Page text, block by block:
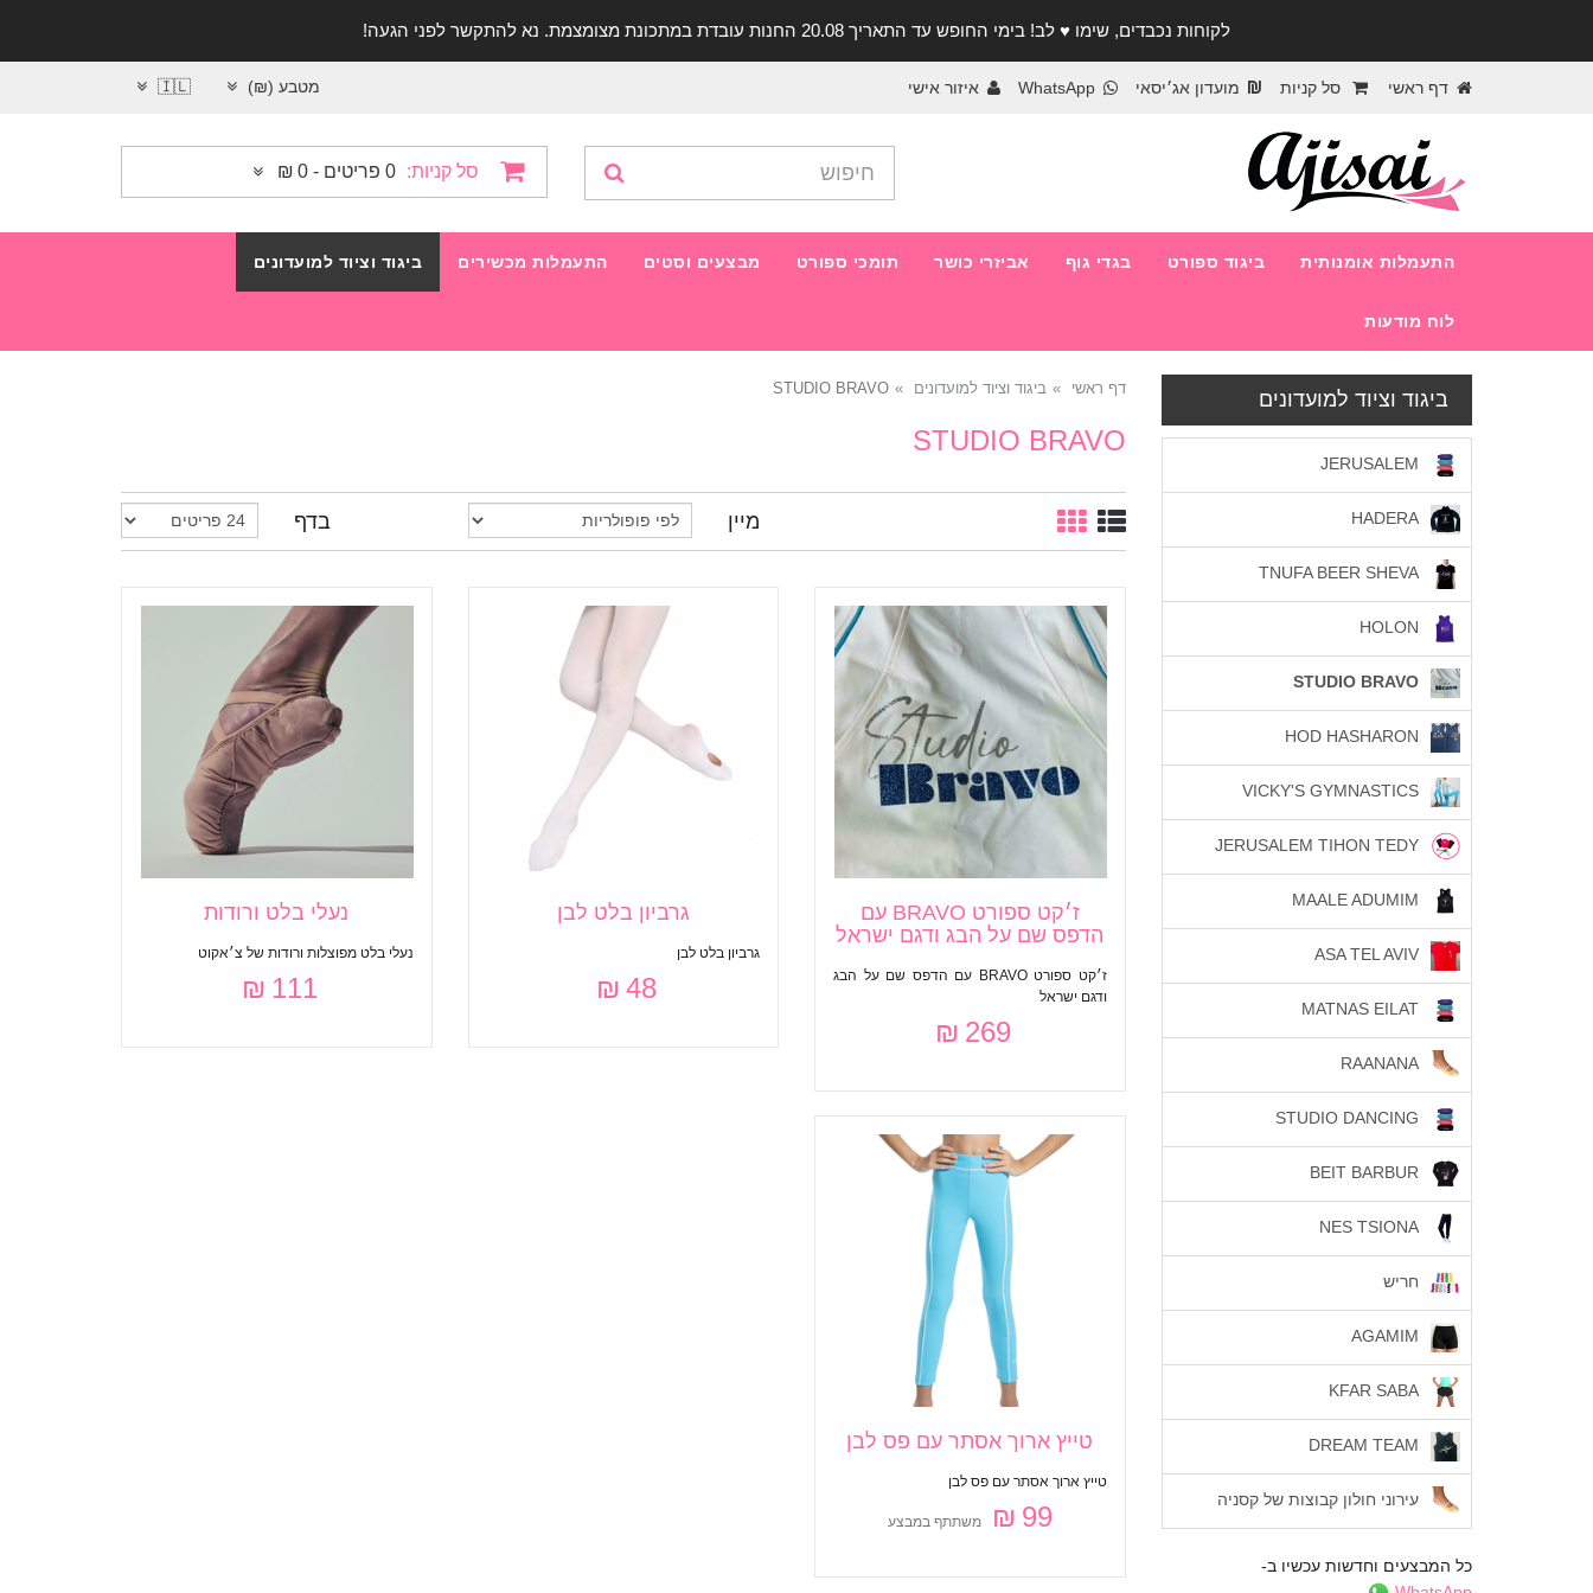
לקוחות נכבדים, שימו ♥️ לב! בימי החופש עד התאריך 20.08 החנות עובדת במתכונת מצומצמת. נא להתקשר לפני הגעה!
דף ראשי סל קניות מועדון אג׳יסאי WhatsApp איזור אישי מטבע (₪) 🇮🇱
סל קניות: 0 פריטים - 0 ₪
התעמלות אומנותית ביגוד ספורט בגדי גוף אביזרי כושר תומכי ספורט מבצעים וסטים התעמלות מכשירים ביגוד וציוד למועדונים
לוח מודעות
דף ראשי ביגוד וציוד למועדונים STUDIO BRAVO
STUDIO BRAVO
מיין בדף
ז׳קט ספורט BRAVO עם
הדפס שם על הבג ודגם ישראל
ז׳קט ספורט BRAVO עם הדפס שם על הבג
ודגם ישראל
269 ₪
גרביון בלט לבן
גרביון בלט לבן
48 ₪
נעלי בלט ורודות
נעלי בלט מפוצלות ורודות של צ׳אקוט
111 ₪
טייץ ארוך אסתר עם פס לבן
טייץ ארוך אסתר עם פס לבן
99 ₪ משתתף במבצע
ביגוד וציוד למועדונים
חריש
עירוני חולון קבוצות של קסניה
כל המבצעים וחדשות עכשיו ב-